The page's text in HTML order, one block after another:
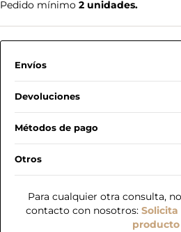
Pedido mínimo 2 unidades.
Envíos
Devoluciones
Métodos de pago
Otros
Para cualquier otra consulta,
contacto con nosotros:
producto